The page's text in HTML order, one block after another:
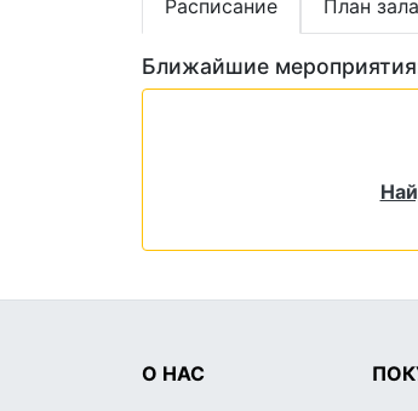
Расписание План зала
Ближайшие
О НАС